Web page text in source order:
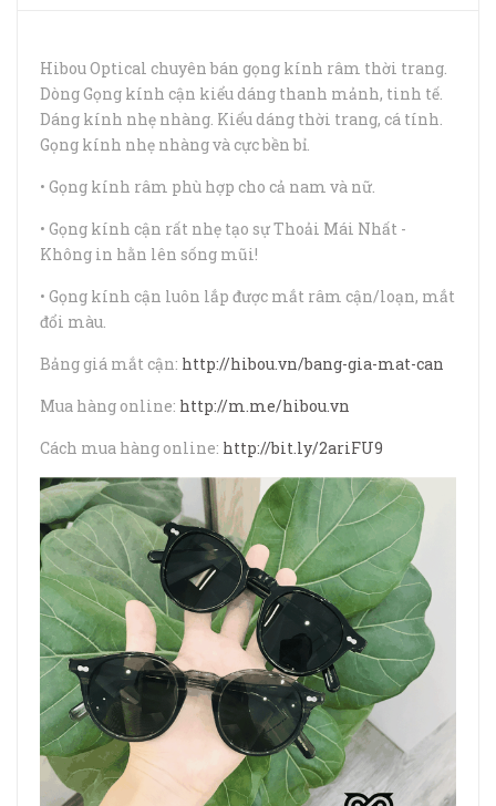
Hibou Optical chuyên bán gọng kính râm thời trang.
Dòng Gọng kính cận kiểu dáng thanh mảnh, tinh tế.
Dáng kính nhẹ nhàng. Kiểu dáng thời trang, cá tính.
Gọng kính nhẹ nhàng và cực bền bỉ.
• Gọng kính râm phù hợp cho cả nam và nữ.
• Gọng kính cận rất nhẹ tạo sự Thoải Mái Nhất -
Không in hằn lên sống mũi!
• Gọng kính cận luôn lắp được mắt râm cận/loạn, mắt
đổi màu.
Bảng giá mắt cận: http://hibou.vn/bang-gia-mat-can
Mua hàng online: http://m.me/hibou.vn
Cách mua hàng online: http://bit.ly/2ariFU9